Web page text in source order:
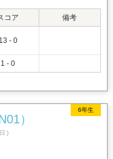
コア 備考
13 - 0
1 - 0
）
)
6年生